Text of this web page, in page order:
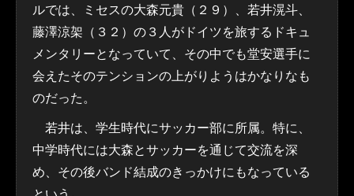
ルでは、ミセスの大森元貴（２９）、若井滉斗、
藤澤涼架（３２）の３人がドイツを旅するドキュ
メンタリーとなっていて、その中でも堂安選手に
会えたそのテンションの上がりようはかなりなも
のだった。
若井は、学生時代にサッカー部に所属。特に、
中学時代には大森とサッカーを通じて交流を深
め、その後バンド結成のきっかけにもなっている